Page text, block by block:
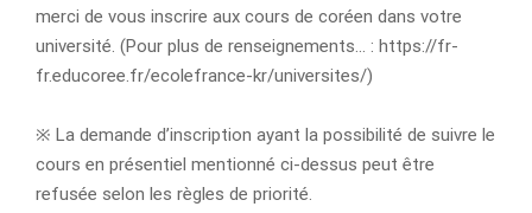
merci de vous inscrire aux cours de coréen dans votre
université. (Pour plus de renseignements... : https://fr-
fr.educoree.fr/ecolefrance-kr/universites/)
※ La demande d’inscription ayant la possibilité de suivre le
cours en présentiel mentionné ci-dessus peut être
refusée selon les règles de priorité.